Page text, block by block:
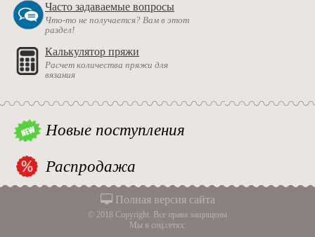
Часто задаваемые вопросы
Что-то не получается? Вам в этот
раздел!
Калькулятор пряжи
Расчет количества пряжи для
вязания
Новые поступления
Распродажа
Полная версия сайта
© 2018 Copyright. Все права защищены
Мы в соц.сетях: